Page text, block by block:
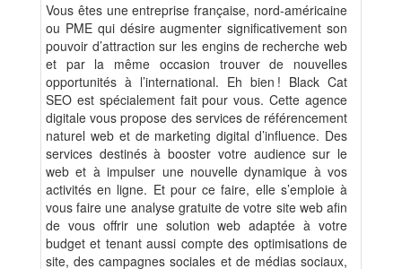
Vous êtes une entreprise française, nord-américaine
ou PME qui désire augmenter significativement son
pouvoir d’attraction sur les engins de recherche web
et par la même occasion trouver de nouvelles
opportunités à l’international. Eh bien ! Black Cat
SEO est spécialement fait pour vous. Cette agence
digitale vous propose des services de référencement
naturel web et de marketing digital d’influence. Des
services destinés à booster votre audience sur le
web et à impulser une nouvelle dynamique à vos
activités en ligne. Et pour ce faire, elle s’emploie à
vous faire une analyse gratuite de votre site web afin
de vous offrir une solution web adaptée à votre
budget et tenant aussi compte des optimisations de
site, des campagnes sociales et de médias sociaux,